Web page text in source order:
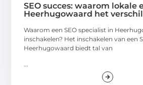
SEO succes: waarom lokale
Heerhugowaard het
Waarom een SEO specialist in
inschakelen? Het inschakelen van een
Heerhugowaard biedt tal van
...